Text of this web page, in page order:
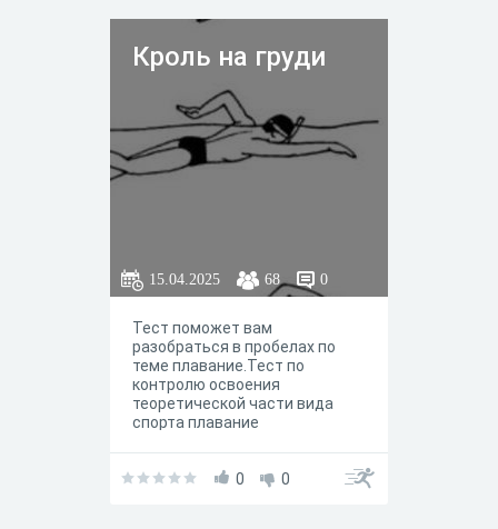
Кроль на груди
15.04.2025 68 0
Тест поможет вам
разобраться в пробелах по
теме плавание.Тест по
контролю освоения
теоретической части вида
спорта плавание
0 0